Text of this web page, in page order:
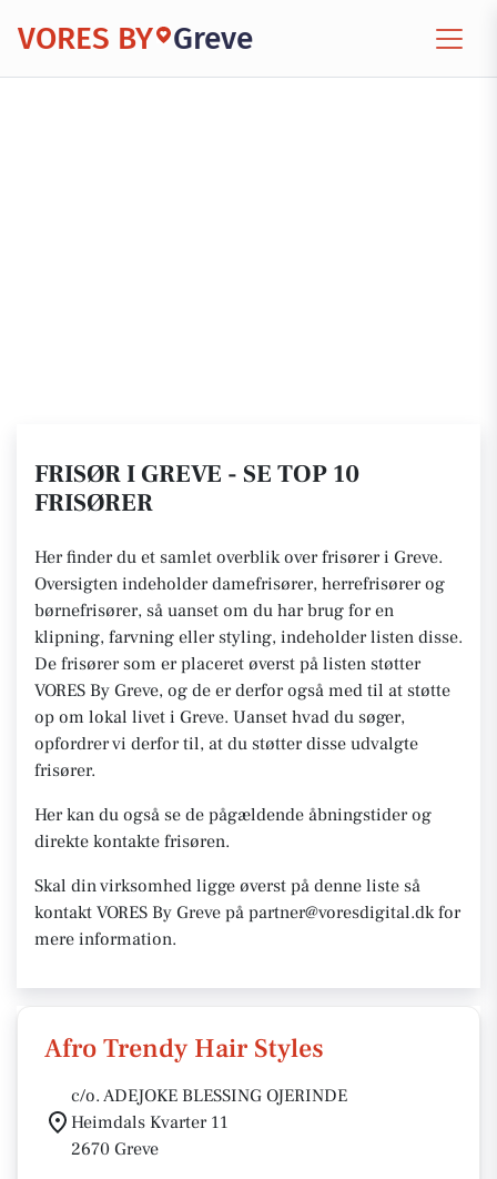
VORES BY Greve
FRISØR I GREVE - SE TOP 10
FRISØRER
Her finder du et samlet overblik over frisører i Greve.
Oversigten indeholder damefrisører, herrefrisører og
børnefrisører, så uanset om du har brug for en
klipning, farvning eller styling, indeholder listen disse.
De frisører som er placeret øverst på listen støtter
VORES By Greve, og de er derfor også med til at støtte
op om lokal livet i Greve. Uanset hvad du søger,
opfordrer vi derfor til, at du støtter disse udvalgte
frisører.
Her kan du også se de pågældende åbningstider og
direkte kontakte frisøren.
Skal din virksomhed ligge øverst på denne liste så
kontakt VORES By Greve på partner@voresdigital.dk for
mere information.
Afro Trendy Hair Styles
c/o. ADEJOKE BLESSING OJERINDE
Heimdals Kvarter 11
2670 Greve